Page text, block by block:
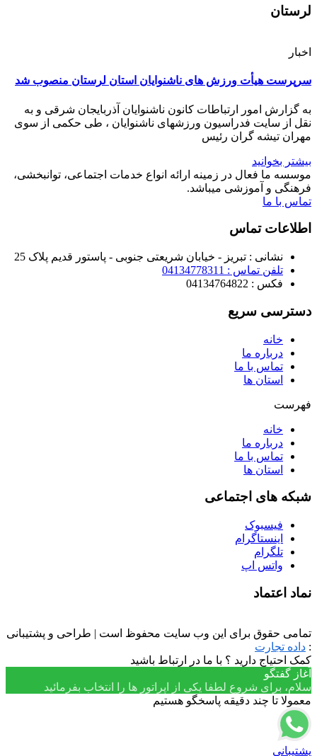
لرستان
اخبار
سرپرست هیأت ورزش های ناشنوایان استان لرستان منصوب شد
به گزارش امور ارتباطات کانون ناشنوایان آذربایجان شرقی و به
نقل از سایت فدراسیون ورزشهای ناشنوایان ، طی حکمی از سوی
مهران تیشه گران رئیس
بیشتر بخوانید
موسسه ما فعال در زمینه ارائه انواع خدمات اجتماعی، توانبخشی،
فرهنگی و آموزشی میباشد.
تماس با ما
اطلاعات تماس
نشانی : تبریز - خیابان شریعتی جنوبی - پاستور قدیم پلاک 25
تلفن تماس : 04134778311
فکس : 04134764822
دسترسی سریع
خانه
درباره ما
تماس با ما
استان ها
فهرست
خانه
درباره ما
تماس با ما
استان ها
شبکه های اجتماعی
فیسبوک
اینستاگرام
تلگرام
واتس اپ
نماد اعتماد
تمامی حقوق برای این وب سایت محفوظ است | طراحی و پشتیبانی
: داده تجارت
کمک احتیاج دارید ؟ با ما در ارتباط باشید
آغاز گفتگو
سلام، برای شروع لطفا یکی از اپراتور ها را انتخاب بفرمائید
معمولا تا چند دقیقه پاسخگو هستیم
پشتیبانی